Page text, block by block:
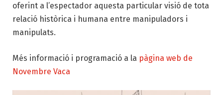
oferint a l’espectador aquesta particular visió de tota
relació històrica i humana entre manipuladors i
manipulats.
Més informació i programació a la pàgina web de
Novembre Vaca